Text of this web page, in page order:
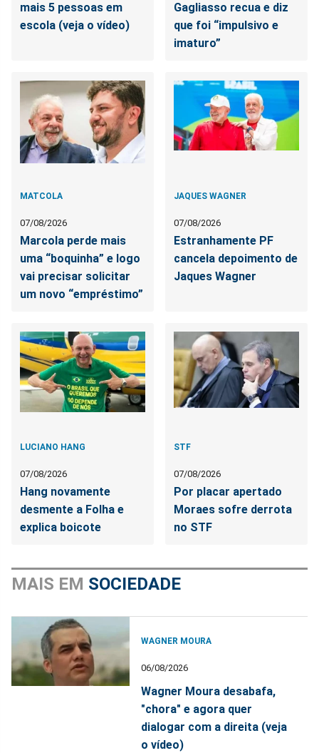
mais 5 pessoas em
escola (veja o vídeo)
Gagliasso recua e diz
que foi “impulsivo e
imaturo”
MATCOLA
07/08/2026
Marcola perde mais
uma “boquinha” e logo
vai precisar solicitar
um novo “empréstimo”
JAQUES WAGNER
07/08/2026
Estranhamente PF
cancela depoimento de
Jaques Wagner
LUCIANO HANG
07/08/2026
Hang novamente
desmente a Folha e
explica boicote
STF
07/08/2026
Por placar apertado
Moraes sofre derrota
no STF
MAIS EM SOCIEDADE
WAGNER MOURA
06/08/2026
Wagner Moura desabafa,
"chora" e agora quer
dialogar com a direita (veja
o vídeo)